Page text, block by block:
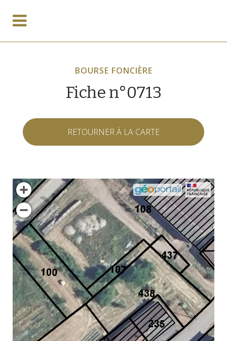
BOURSE FONCIÈRE
Fiche n°0713
RETOURNER À LA CARTE